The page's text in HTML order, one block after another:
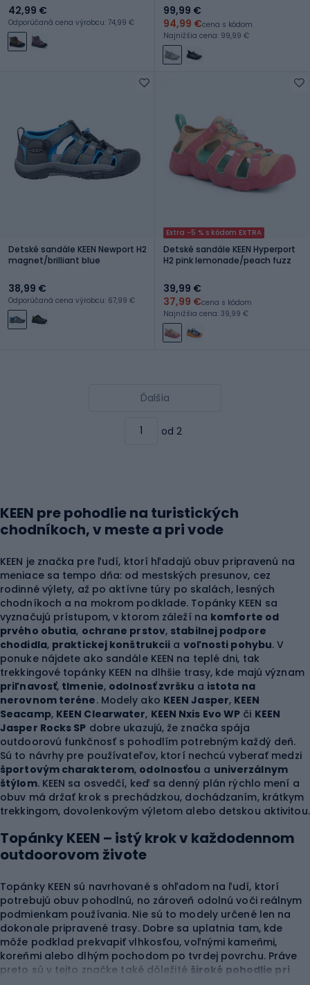
42,99 €
Odporúčaná cena výrobcu: 74,99 €
99,99 €
94,99 €cena s kódom
Najnižšia cena: 99,99 €
Detské sandále KEEN Newport H2
magnet/brilliant blue
38,99 €
Odporúčaná cena výrobcu: 67,99 €
Extra -5 % s kódom EXTRA
Detské sandále KEEN Hyperport
H2 pink lemonade/peach fuzz
39,99 €
37,99 €cena s kódom
Najnižšia cena: 39,99 €
Ďalšia
od 2
KEEN pre pohodlie na turistických
chodníkoch, v meste a pri vode
KEEN je značka pre ľudí, ktorí hľadajú obuv pripravenú na
meniace sa tempo dňa: od mestských presunov, cez
rodinné výlety, až po aktívne túry po skalách, lesných
chodníkoch a na mokrom podklade. Topánky KEEN sa
vyznačujú prístupom, v ktorom záleží na komforte od
prvého obutia, ochrane prstov, stabilnej podpore
chodidla, praktickej konštrukcii a voľnosti pohybu. V
ponuke nájdete ako sandále KEEN na teplé dni, tak
trekkingové topánky KEEN na dlhšie trasy, kde majú význam
priľnavosť, tlmenie, odolnosť zvršku a istota na
nerovnom teréne. Modely ako KEEN Jasper, KEEN
Seacamp, KEEN Clearwater, KEEN Nxis Evo WP či KEEN
Jasper Rocks SP dobre ukazujú, že značka spája
outdoorovú funkčnosť s pohodlím potrebným každý deň.
Sú to návrhy pre používateľov, ktorí nechcú vyberať medzi
športovým charakterom, odolnosťou a univerzálnym
štýlom. KEEN sa osvedčí, keď sa denný plán rýchlo mení a
obuv má držať krok s prechádzkou, dochádzaním, krátkym
trekkingom, dovolenkovým výletom alebo detskou aktivitou.
Topánky KEEN – istý krok v každodennom
outdoorovom živote
Topánky KEEN sú navrhované s ohľadom na ľudí, ktorí
potrebujú obuv pohodlnú, no zároveň odolnú voči reálnym
podmienkam používania. Nie sú to modely určené len na
dokonale pripravené trasy. Dobre sa uplatnia tam, kde
môže podklad prekvapiť vlhkosťou, voľnými kameňmi,
koreňmi alebo dlhým pochodom po tvrdej povrchu. Práve
preto sú v tejto značke také dôležité široké pohodlie pri